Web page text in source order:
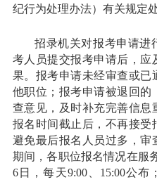
纪行为处理办法）有关规定处
招录机关对报考申请进
考人员提交报考申请后，
果。报考申请未经审查或
他职位；报考申请被退回的
查意见，及时补充完善信息
报名时间截止后，不再接受
避免最后报名人员过多，审
期间，各职位报名情况在服
6日，每天9:00、15:00公布